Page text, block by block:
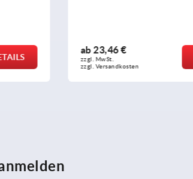
ab
zzgl. Versandkosten